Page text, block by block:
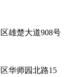
雄楚大道908号
华师园北路15